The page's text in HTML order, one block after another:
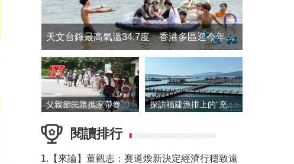
天文台錄最高氣溫34.7度 香港多區迎今年最熱一天
父親節民眾攜家帶眷出遊 探訪福建漁排上的“充電寶”
閱讀排行
1.【來論】董觀志：賽道煥新決定經濟行穩致遠